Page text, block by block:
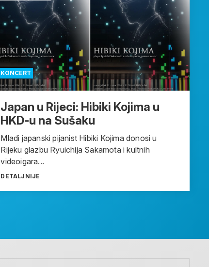
KONCERT
Japan u Rijeci: Hibiki Kojima u
HKD-u na Sušaku
Mladi japanski pijanist Hibiki Kojima donosi u
Rijeku glazbu Ryuichija Sakamota i kultnih
videoigara...
DETALJNIJE